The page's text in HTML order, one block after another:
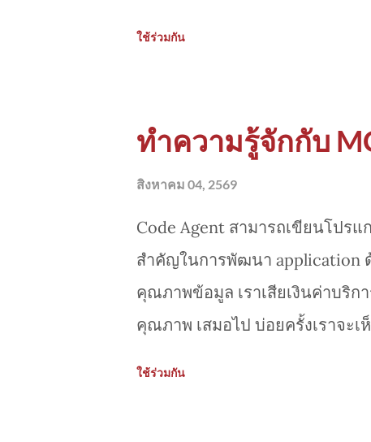
ใช้ร่วมกัน
ทำความรู้จักกับ
สิงหาคม 04, 2569
Code Agent สามารถเขียนโปรแ
สำคัญในการพัฒนา application
คุณภาพข้อมูล เราเสียเงินค่าบริก
คุณภาพ เสมอไป บ่อยครั้งเราจะ
ใช้ร่วมกัน